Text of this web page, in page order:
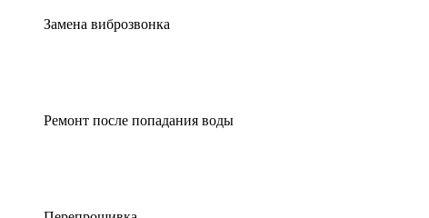
Замена виброзвонка
Ремонт после попадания воды